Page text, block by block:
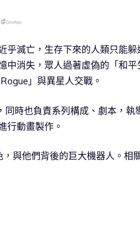
乎滅亡，生存下來的人類只能
中消失，眾人過著虛偽的「和平
」與異星人交戰。
時也負責系列構成、劇本，執
行動畫製作。
與他們背後的巨大機器人。相